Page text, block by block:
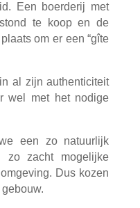
Een boerderij met
te koop en de
om er een “gîte
al zijn authenticiteit
wel met het nodige
een zo natuurlijk
zo zacht mogelijke
Dus kozen